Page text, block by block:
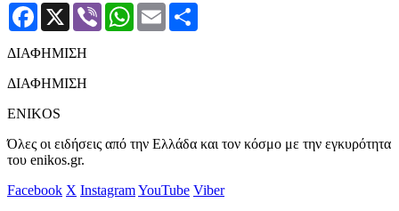
Facebook
X Viber WhatsApp
Email
ΔΙΑΦΗΜΙΣΗ
ΔΙΑΦΗΜΙΣΗ
ENIKOS
Όλες οι ειδήσεις από την Ελλάδα και τον κόσμο με την εγκυρότητα
του enikos.gr.
Facebook X InstagramYouTube Viber